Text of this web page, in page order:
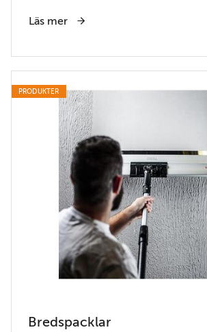
Läs mer
PRODUKTER
Bredspacklar